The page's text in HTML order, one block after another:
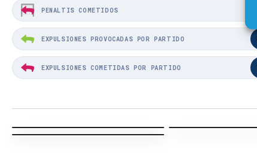
PENALTIS COMETIDOS
EXPULSIONES PROVOCADAS POR PARTIDO
EXPULSIONES COMETIDAS POR PARTIDO